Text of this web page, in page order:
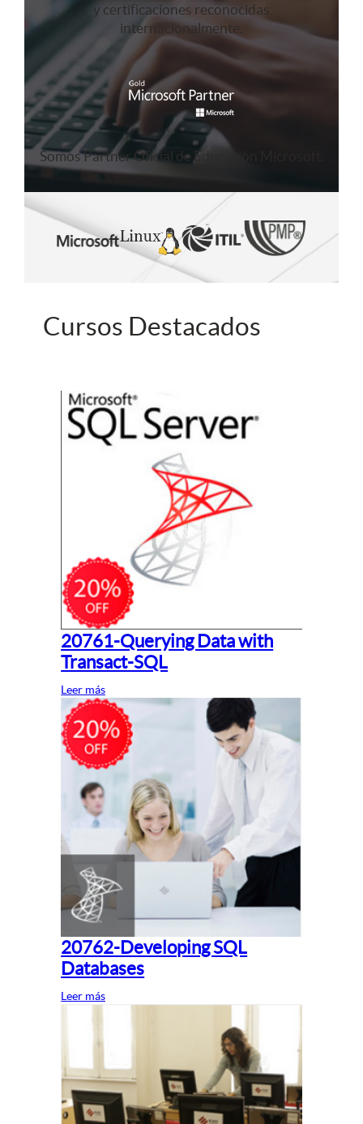
y certificaciones reconocidas
internacionalmente.
Somos Partner Oficial de Educación Microsoft.
Cursos Destacados
20761-Querying Data with
Transact-SQL
Leer más
20762-Developing SQL
Databases
Leer más